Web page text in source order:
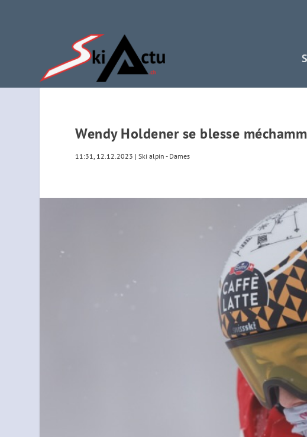
Wendy Holdener se blesse
11:31, 12.12.2023 |Ski alpin - Dames